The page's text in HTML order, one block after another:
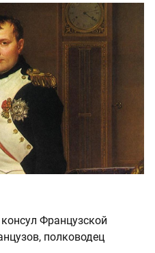
Французской
полководец